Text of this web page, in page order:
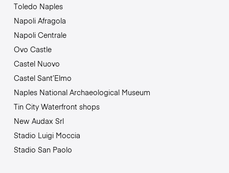
Toledo Naples
Napoli Afragola
Napoli Centrale
Ovo Castle
Castel Nuovo
Castel Sant’Elmo
Naples National Archaeological Museum
Tin City Waterfront shops
New Audax Srl
Stadio Luigi Moccia
Stadio San Paolo